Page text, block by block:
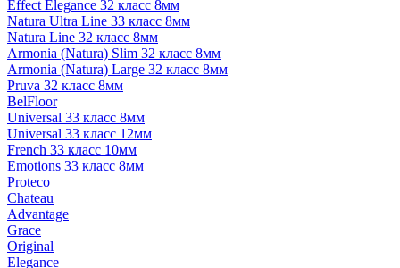
Effect Elegance 32 класс 8мм
Natura Ultra Line 33 класс 8мм
Natura Line 32 класс 8мм
Armonia (Natura) Slim 32 класс 8мм
Armonia (Natura) Large 32 класс 8мм
Pruva 32 класс 8мм
BelFloor
Universal 33 класс 8мм
Universal 33 класс 12мм
French 33 класс 10мм
Emotions 33 класс 8мм
Proteco
Chateau
Advantage
Grace
Original
Elegance